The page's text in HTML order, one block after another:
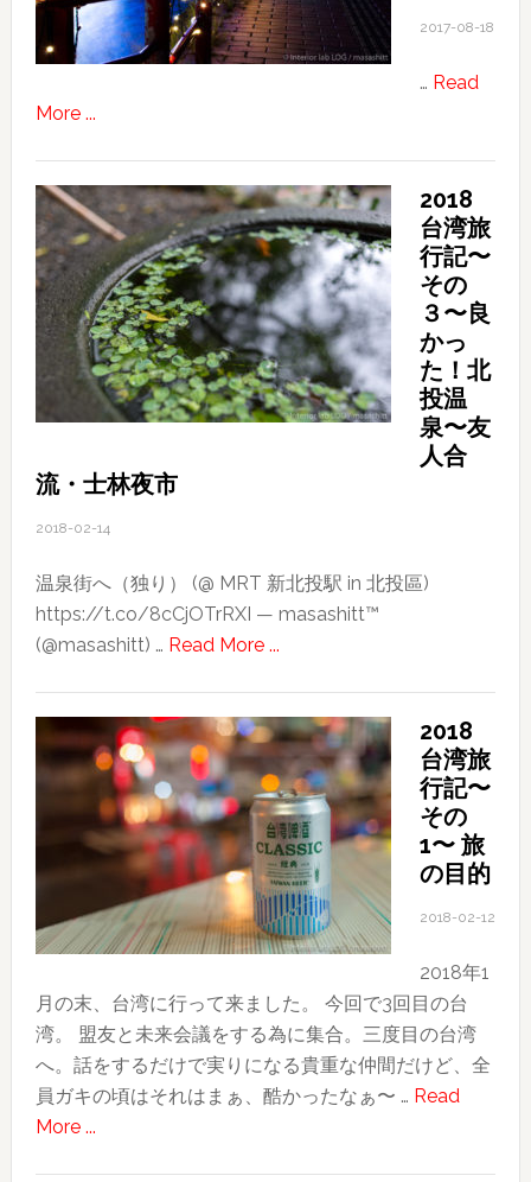
2017-08-18
… Read
More ...about
December
2016
2018
台湾旅
行記〜
その
３〜良
かっ
た！北
投温
泉〜友
人合
流・士林夜市
2018-02-14
温泉街へ（独り） (@ MRT 新北投駅 in 北投區)
https://t.co/8cCjOTrRXI — masashitt™
(@masashitt) … Read More ...about
湾
旅
行
記〜
そ
の
３〜
良
っ
た！
北
投
泉〜
2018
台湾旅
行記〜
その
1〜 旅
の目的
2018-02-12
2018年1
月の末、台湾に行って来ました。 今回で3回目の台
湾。 盟友と未来会議をする為に集合。三度目の台湾
へ。話をするだけで実りになる貴重な仲間だけど、全
員ガキの頃はそれはまぁ、酷かったなぁ〜 … Read
More ...about